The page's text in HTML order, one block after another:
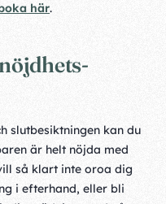
här.
slutbesiktningen kan du
är helt nöjda med
så klart inte oroa dig
i efterhand, eller bli